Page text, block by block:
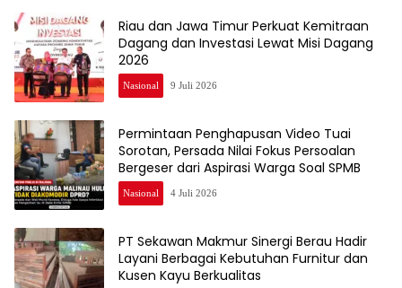
Riau dan Jawa Timur Perkuat Kemitraan
Dagang dan Investasi Lewat Misi Dagang
2026
Nasional 9 Juli 2026
Permintaan Penghapusan Video Tuai
Sorotan, Persada Nilai Fokus Persoalan
Bergeser dari Aspirasi Warga Soal SPMB
Nasional 4 Juli 2026
PT Sekawan Makmur Sinergi Berau Hadir
Layani Berbagai Kebutuhan Furnitur dan
Kusen Kayu Berkualitas